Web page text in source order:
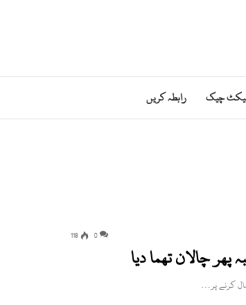
چیک رابطہ کریں
0
118
چالان تھما دیا